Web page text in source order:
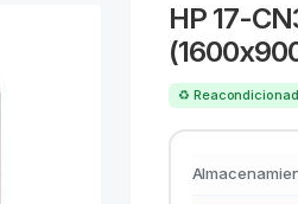
HP 17-
♻️